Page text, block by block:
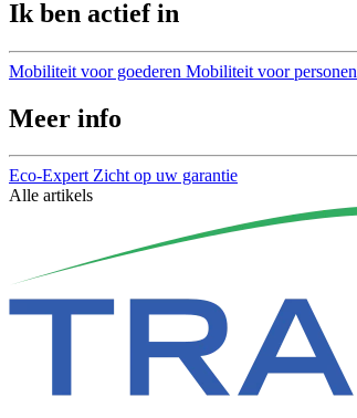
Ik ben actief in
Mobiliteit voor goederen Mobiliteit voor personen
Meer info
Eco-Expert Zicht op uw garantie
Alle artikels